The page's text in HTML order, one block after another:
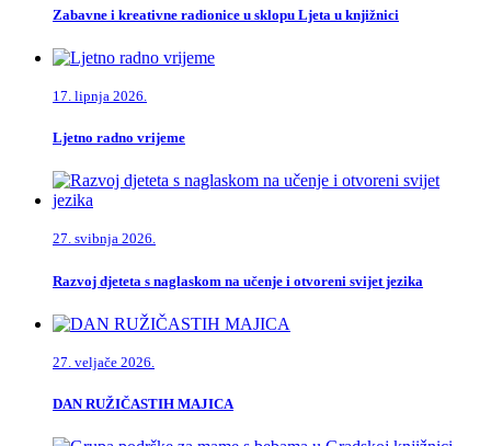
Zabavne i kreativne radionice u sklopu Ljeta u knjižnici
17. lipnja 2026.
Ljetno radno vrijeme
27. svibnja 2026.
Razvoj djeteta s naglaskom na učenje i otvoreni svijet jezika
27. veljače 2026.
DAN RUŽIČASTIH MAJICA